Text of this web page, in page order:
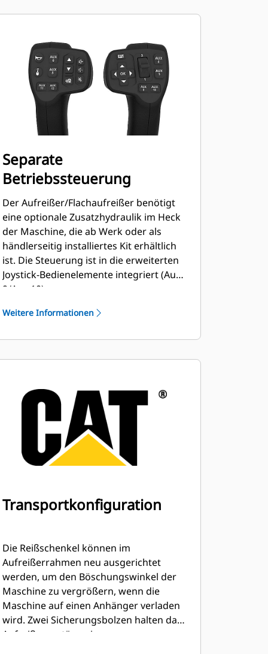
Separate
Betriebssteuerung
Der Aufreißer/Flachaufreißer benötigt
eine optionale Zusatzhydraulik im Heck
der Maschine, die ab Werk oder als
händlerseitig installiertes Kit erhältlich
ist. Die Steuerung ist in die erweiterten
Joystick-Bedienelemente integriert (Aux
9/Aux 10).
Weitere Informationen
Transportkonfiguration
Die Reißschenkel können im
Aufreißerrahmen neu ausgerichtet
werden, um den Böschungswinkel der
Maschine zu vergrößern, wenn die
Maschine auf einen Anhänger verladen
wird. Zwei Sicherungsbolzen halten das
Aufreißergestänge in ganz